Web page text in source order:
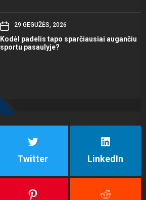
29 GEGUŽĖS, 2026
Kodėl padelis tapo sparčiausiai augančiu
sportu pasaulyje?
Twitter LinkedIn